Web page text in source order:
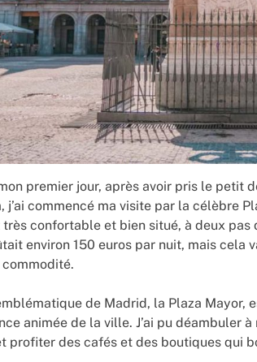
premier jour, après avoir pris le petit
j’ai commencé ma visite par la célèbre
confortable et bien situé, à deux pas
environ 150 euros par nuit, mais cela
de Madrid, la Plaza Mayor,
animée de la ville. J’ai pu déambuler
profiter des cafés et des boutiques qui